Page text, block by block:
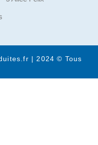
| 2024 © Tous